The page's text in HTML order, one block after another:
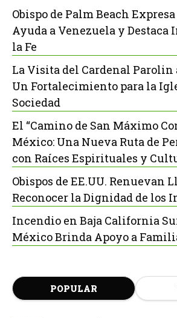
Obispo de Palm Beach
Ayuda a Venezuela y Destaca
la Fe
La Visita del Cardenal Parolin
Un Fortalecimiento para la
Sociedad
El “Camino de San Máximo
México: Una Nueva Ruta de
con Raíces Espirituales y
Obispos de EE.UU. Renuevan
Reconocer la Dignidad de los
Incendio en Baja California
México Brinda Apoyo a
POPULAR